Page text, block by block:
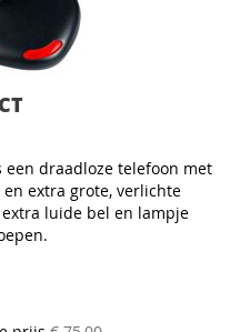
een draadloze telefoon met
extra grote, verlichte
luide bel en lampje